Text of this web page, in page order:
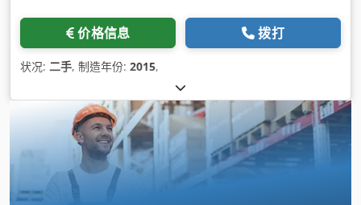
价格信息 拨打
状况: 二手, 制造年份: 2015,